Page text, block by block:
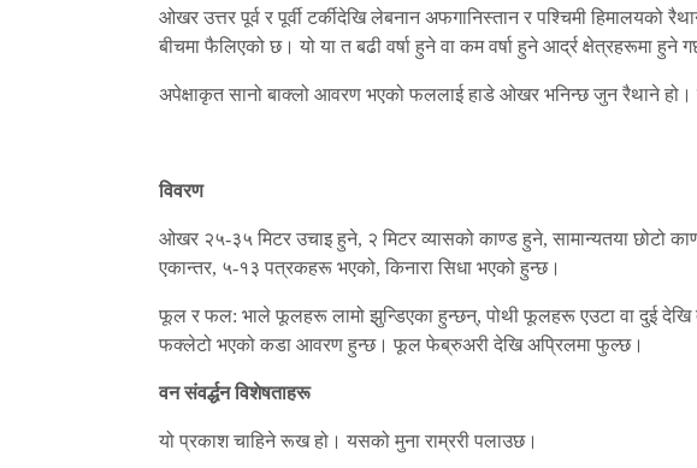
ओखर उत्तर पूर्व र पूर्वी टर्कीदेखि लेबनान अफगानिस्तान र पश्चिमी हिमालयको
बीचमा फैलिएको छ। यो या त बढी वर्षा हुने वा कम वर्षा हुने आर्द्र क्षेत्रहरूमा हुने
अपेक्षाकृत सानो बाक्लो आवरण भएको फललाई हाडे ओखर भनिन्छ जुन रैथाने
विवरण
ओखर २५-३५ मिटर उचाइ हुने, २ मिटर व्यासको काण्ड हुने, सामान्यतया छोटो
एकान्तर, ५-१३ पत्रकहरू भएको, किनारा सिधा भएको हुन्छ।
फूल र फल: भाले फूलहरू लामो झुन्डिएका हुन्छन्, पोथी फूलहरू एउटा वा दुई देखि
फक्लेटो भएको कडा आवरण हुन्छ। फूल फेब्रुअरी देखि अप्रिलमा फुल्छ।
वन संवर्द्धन विशेषताहरू
यो प्रकाश चाहिने रूख हो। यसको मुना राम्ररी पलाउछ।